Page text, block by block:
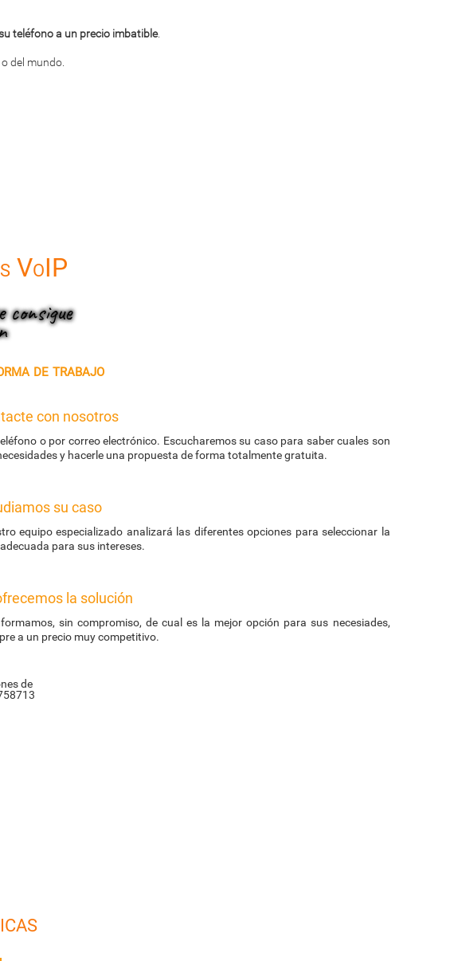
teléfono a un precio imbatible.
del mundo.
VoIP
de trabajo
con nosotros
o por correo electrónico. Escucharemos su caso para saber cuales son
y hacerle una propuesta de forma totalmente gratuita.
su caso
equipo especializado analizará las diferentes opciones para seleccionar la
para sus intereses.
la solución
sin compromiso, de cual es la mejor opción para sus necesiades,
a un precio muy competitivo.
de